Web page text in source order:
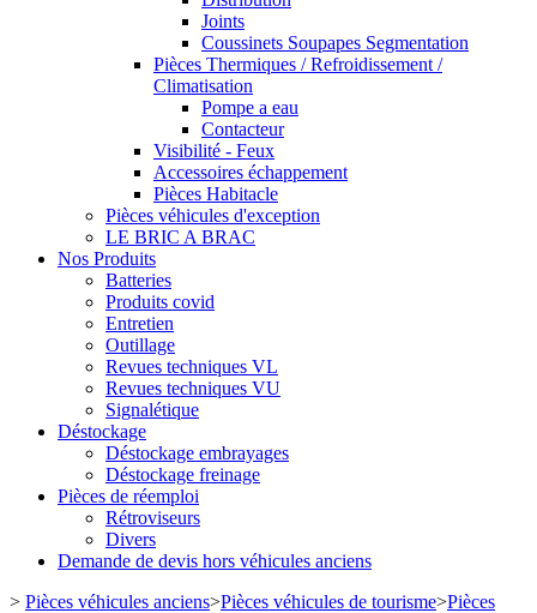
Joints
Coussinets Soupapes Segmentation
Pièces Thermiques / Refroidissement /
Climatisation
Pompe a eau
Contacteur
Visibilité - Feux
Accessoires échappement
Pièces Habitacle
Pièces véhicules d'exception
LE BRIC A BRAC
Nos Produits
Batteries
Produits covid
Entretien
Outillage
Revues techniques VL
Revues techniques VU
Signalétique
Déstockage
Déstockage embrayages
Déstockage freinage
Pièces de réemploi
Rétroviseurs
Divers
Demande de devis hors véhicules anciens
> Pièces véhicules anciens>Pièces véhicules de tourisme>Pièces